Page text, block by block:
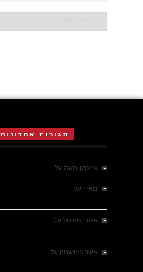
תגובות אחרונות
איזנמן משה על
מאיר על
אהוד מורסל על
אשר וויינשטין על